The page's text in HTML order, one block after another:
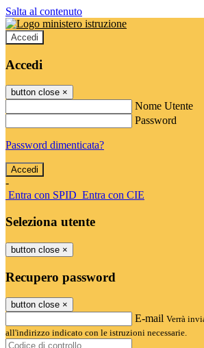
Salta al contenuto
Accedi
Accedi
button close ×
Nome Utente
Password
Password dimenticata?
-
Entra con SPID Entra con CIE
Seleziona utente
button close ×
Recupero password
button close ×
E-mail Verrà
all'indirizzo indicato con le istruzioni necessarie.